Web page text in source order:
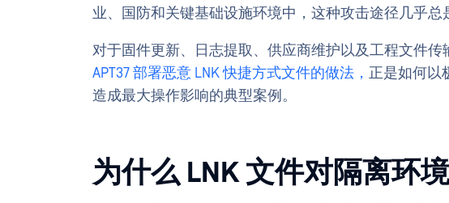
业、国防和关键基础设施环境中，这种攻击途径几乎总
对于固件更新、日志提取、供应商维护以及工程文件传
APT37 部署恶意 LNK 快捷方式文件的做法， 正是如何以
造成最大操作影响的典型案例。
为什么 LNK 文件对隔离环